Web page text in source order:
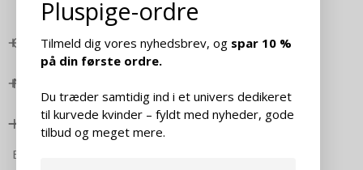
OM PLUSPIGE
NYTTIGE LINKS
KONTAKT
Banegårdsgade 18
Pluspige-ordre
Tilmeld dig vores nyhedsbrev, og spar 10 %
på din første ordre.
Du træder samtidig ind i et univers dedikeret
til kurvede kvinder – fyldt med nyheder, gode
tilbud og meget mere.